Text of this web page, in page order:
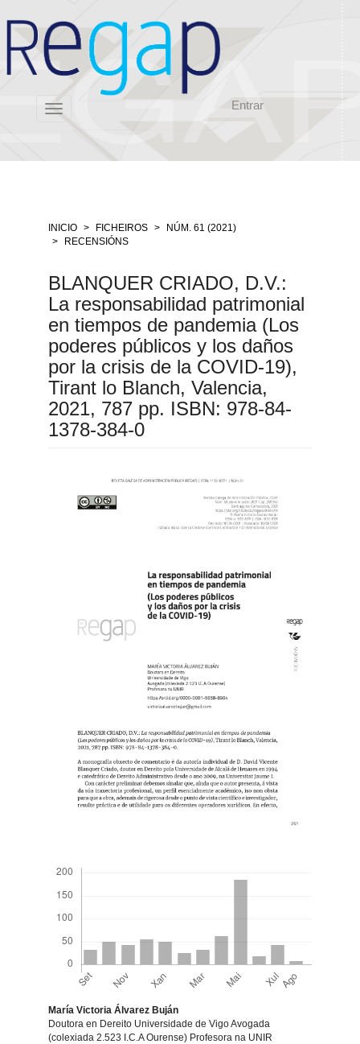
rápido
contido
da
Navegación
principal
Entrar
Toggle
navigation
INICIO FICHEIROS
NÚM. 61 (2021)
RECENSIÓNS
BLANQUER CRIADO, D.V.:
La responsabilidad patrimonial
en tiempos de pandemia (Los
poderes públicos y los daños
por la crisis de la COVID-19),
Tirant lo Blanch, Valencia,
2021, 787 pp. ISBN: 978-84-
1378-384-0
lateral
María Victoria Álvarez Buján
Doutora en Dereito Universidade de Vigo Avogada
(colexiada 2.523 I.C.A Ourense) Profesora na UNIR